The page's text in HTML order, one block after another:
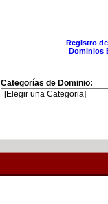
Registro
Dominios
Categorías de Dominio: